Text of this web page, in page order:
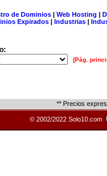
de Dominios| Web Hosting |
Expirados | Industrias |
[Pág.
** Precios
© 2002/2022 Solo10.com